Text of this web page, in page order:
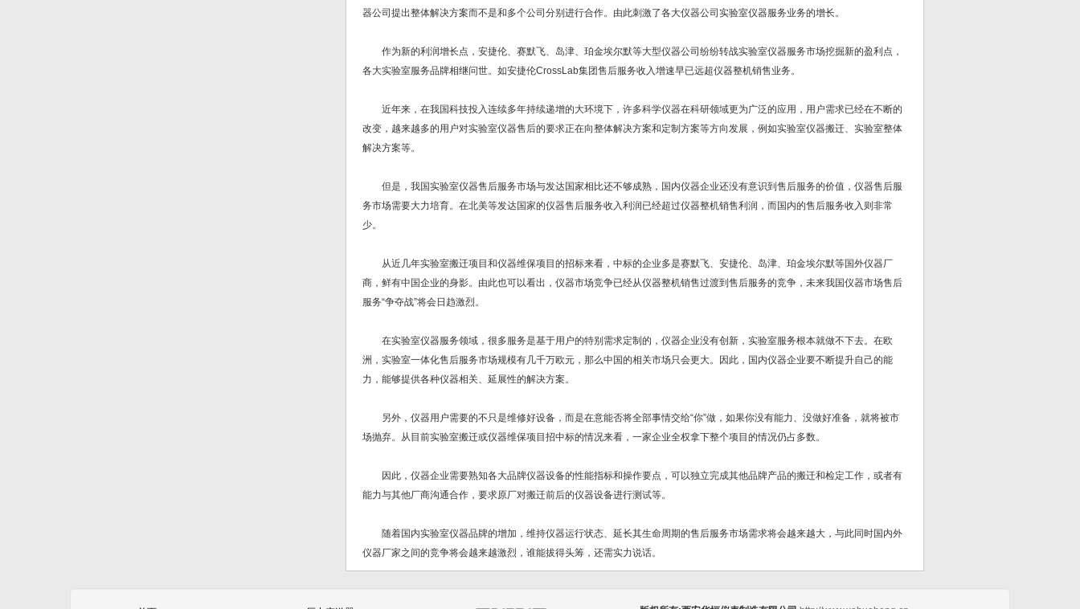
器公司提出整体解决方案而不是和多个公司分别进行合作。由此刺激了各大仪器公司实验室仪器服务业务的增长。
作为新的利润增长点，安捷伦、赛默飞、岛津、珀金埃尔默等大型仪器公司纷纷转战实验室仪器服务市场挖掘新的盈利点，
各大实验室服务品牌相继问世。如安捷伦CrossLab集团售后服务收入增速早已远超仪器整机销售业务。
近年来，在我国科技投入连续多年持续递增的大环境下，许多科学仪器在科研领域更为广泛的应用，用户需求已经在不断的
改变，越来越多的用户对实验室仪器售后的要求正在向整体解决方案和定制方案等方向发展，例如实验室仪器搬迁、实验室整体
解决方案等。
但是，我国实验室仪器售后服务市场与发达国家相比还不够成熟，国内仪器企业还没有意识到售后服务的价值，仪器售后服
务市场需要大力培育。在北美等发达国家的仪器售后服务收入利润已经超过仪器整机销售利润，而国内的售后服务收入则非常
少。
从近几年实验室搬迁项目和仪器维保项目的招标来看，中标的企业多是赛默飞、安捷伦、岛津、珀金埃尔默等国外仪器厂
商，鲜有中国企业的身影。由此也可以看出，仪器市场竞争已经从仪器整机销售过渡到售后服务的竞争，未来我国仪器市场售后
服务“争夺战”将会日趋激烈。
在实验室仪器服务领域，很多服务是基于用户的特别需求定制的，仪器企业没有创新，实验室服务根本就做不下去。在欧
洲，实验室一体化售后服务市场规模有几千万欧元，那么中国的相关市场只会更大。因此，国内仪器企业要不断提升自己的能
力，能够提供各种仪器相关、延展性的解决方案。
另外，仪器用户需要的不只是维修好设备，而是在意能否将全部事情交给“你”做，如果你没有能力、没做好准备，就将被市
场抛弃。从目前实验室搬迁或仪器维保项目招中标的情况来看，一家企业全权拿下整个项目的情况仍占多数。
因此，仪器企业需要熟知各大品牌仪器设备的性能指标和操作要点，可以独立完成其他品牌产品的搬迁和检定工作，或者有
能力与其他厂商沟通合作，要求原厂对搬迁前后的仪器设备进行测试等。
随着国内实验室仪器品牌的增加，维持仪器运行状态、延长其生命周期的售后服务市场需求将会越来越大，与此同时国内外
仪器厂家之间的竞争将会越来越激烈，谁能拔得头筹，还需实力说话。